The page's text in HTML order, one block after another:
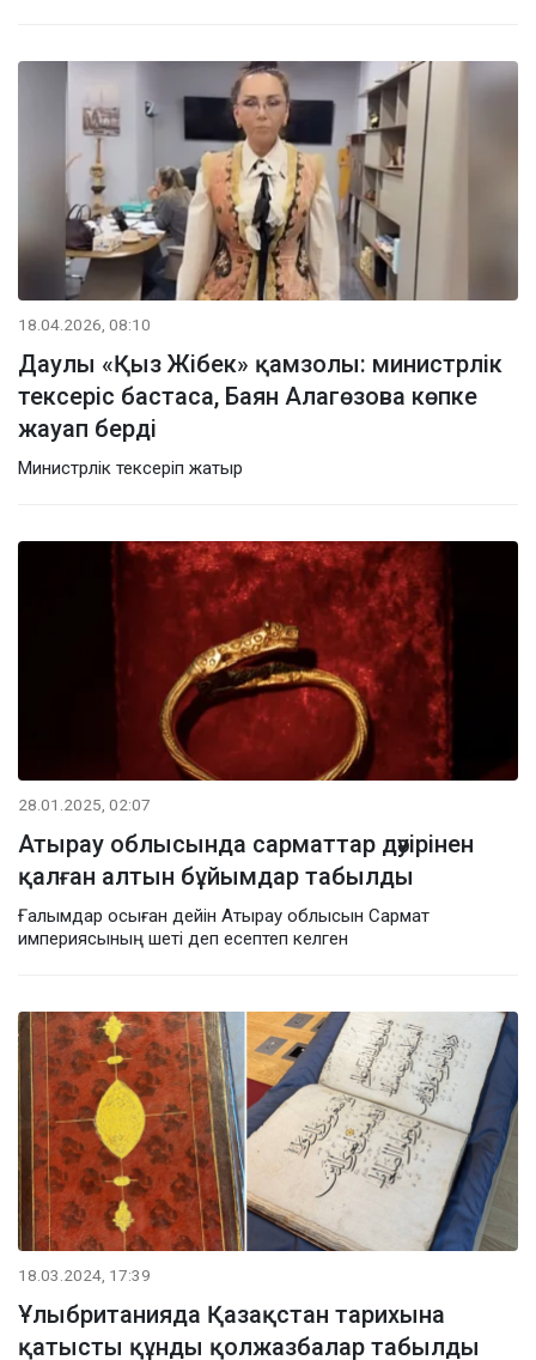
18.04.2026, 08:10
Даулы «Қыз Жібек» қамзолы: министрлік
тексеріс бастаса, Баян Алагөзова көпке
жауап берді
Министрлік тексеріп жатыр
28.01.2025, 02:07
Атырау облысында сарматтар дәуірінен
қалған алтын бұйымдар табылды
Ғалымдар осыған дейін Атырау облысын Сармат
империясының шеті деп есептеп келген
18.03.2024, 17:39
Ұлыбританияда Қазақстан тарихына
қатысты құнды қолжазбалар табылды